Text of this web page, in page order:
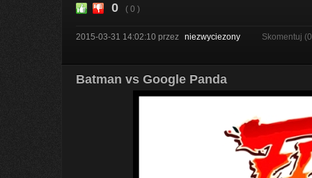
0 ( 0 )
2015-03-31 14:02:10 przez niezwyciezony Skomentuj
Batman vs Google Panda